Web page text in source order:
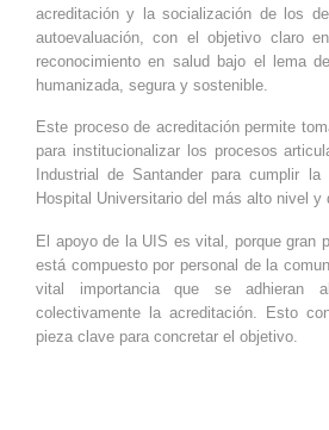
acreditación y la socialización de los
autoevaluación, con el objetivo claro
reconocimiento en salud bajo el lema
humanizada, segura y sostenible.
Este proceso de acreditación permite
para institucionalizar los procesos
Industrial de Santander para cumplir
Hospital Universitario del más alto nivel y
El apoyo de la UIS es vital, porque gran
está compuesto por personal de la
vital importancia que se adhieran
colectivamente la acreditación. Esto
pieza clave para concretar el objetivo.